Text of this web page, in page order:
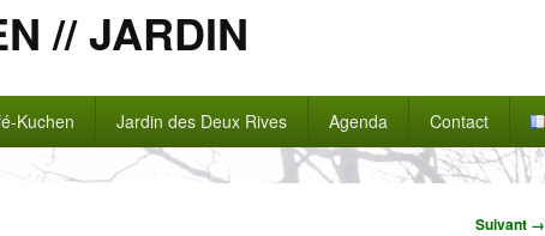
// JARDIN
Kuchen Jardin des Deux Rives Agenda Contact
Navigation
Suivant →